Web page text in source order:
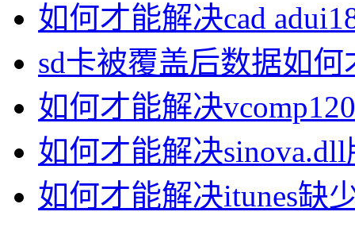
如何才能解决cad
sd卡被覆盖后数据如何
如何才能解决
如何才能解决
如何才能解决itunes缺